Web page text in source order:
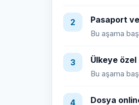
2 Pasaport
Bu aşama
3 Ülkeye özel
Bu aşama
4 Dosya